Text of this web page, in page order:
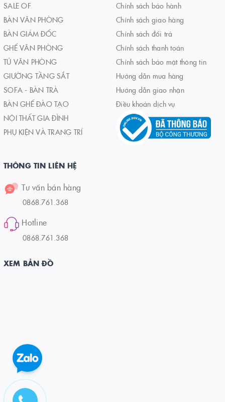
SALE OF
BÀN VĂN PHÒNG
BÀN GIÁM ĐỐC
GHẾ VĂN PHÒNG
TỦ VĂN PHÒNG
GIƯỜNG TẦNG SẮT
SOFA - BÀN TRÀ
BÀN GHẾ ĐÀO TẠO
NỘI THẤT GIA ĐÌNH
PHỤ KIỆN VÀ TRANG TRÍ
Chính sách bảo hành
Chính sách giao hàng
Chính sách đổi trả
Chính sách thanh toán
Chính sách bảo mật thông tin
Hướng dẫn mua hàng
Hướng dẫn giao nhận
Điều khoản dịch vụ
THÔNG TIN LIÊN HỆ
Tư vấn bán hàng
0868.761.368
Hotline
0868.761.368
XEM BẢN ĐỒ